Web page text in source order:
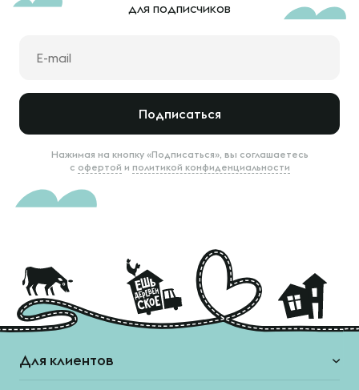
для подписчиков
Подписаться
Нажимая на кнопку «Подписаться», вы соглашаетесь
с офертой и политикой конфиденциальности
Для клиентов